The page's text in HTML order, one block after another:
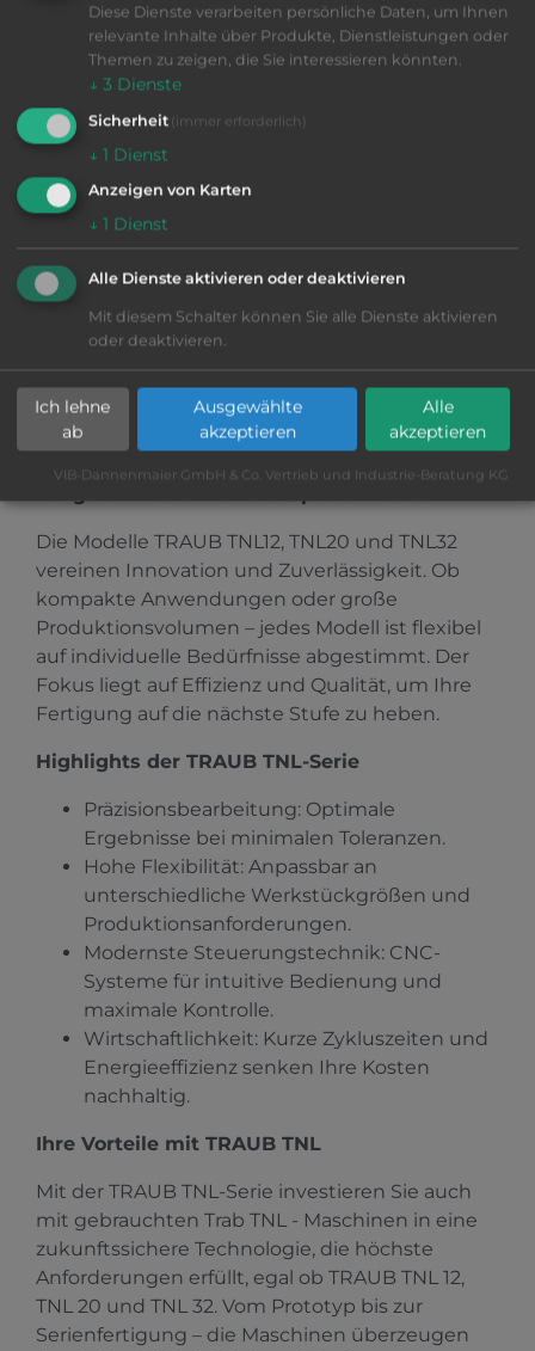
Diese Dienste verarbeiten persönliche Daten, um Ihnen
relevante Inhalte über Produkte, Dienstleistungen oder
Themen zu zeigen, die Sie interessieren könnten.
↓ 3 Dienste
Sicherheit (immer erforderlich)
↓ 1 Dienst
Anzeigen von Karten
↓ 1 Dienst
Alle Dienste aktivieren oder deaktivieren
Mit diesem Schalter können Sie alle Dienste aktivieren
oder deaktivieren.
Ich lehne
ab
Ausgewählte
akzeptieren
Alle
akzeptieren
VIB-Dannenmaier GmbH & Co. Vertrieb und Industrie-Beratung KG
VIB-Nr: 01-28803
2006| verkauft|Ø12 mm| Mitsubishi TX8i
Haupt- und Gegenspindel, 2 Revolver, C-Achse,
Lademagazin IEMCA Genius 226 / 4 Meter,
CNC - Langdrehmaschinen
ANFRAGE SENDEN
Die Modelle TRAUB TNL12, TNL20 und TNL32
vereinen Innovation und Zuverlässigkeit. Ob
kompakte Anwendungen oder große
Produktionsvolumen – jedes Modell ist flexibel
auf individuelle Bedürfnisse abgestimmt. Der
Fokus liegt auf Effizienz und Qualität, um Ihre
Fertigung auf die nächste Stufe zu heben.
Highlights der TRAUB TNL-Serie
Präzisionsbearbeitung: Optimale
Ergebnisse bei minimalen Toleranzen.
Hohe Flexibilität: Anpassbar an
unterschiedliche Werkstückgrößen und
Produktionsanforderungen.
Modernste Steuerungstechnik: CNC-
Systeme für intuitive Bedienung und
maximale Kontrolle.
Wirtschaftlichkeit: Kurze Zykluszeiten und
Energieeffizienz senken Ihre Kosten
nachhaltig.
Ihre Vorteile mit TRAUB TNL
Mit der TRAUB TNL-Serie investieren Sie auch
mit gebrauchten Trab TNL - Maschinen in eine
zukunftssichere Technologie, die höchste
Anforderungen erfüllt, egal ob TRAUB TNL 12,
TNL 20 und TNL 32. Vom Prototyp bis zur
Serienfertigung – die Maschinen überzeugen